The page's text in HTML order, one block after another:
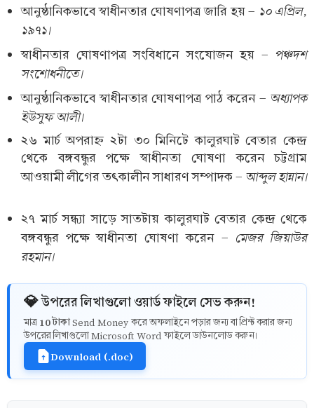
আনুষ্ঠানিকভাবে স্বাধীনতার ঘোষণাপত্র জারি হয় - ১০ এপ্রিল,
১৯৭১।
স্বাধীনতার ঘোষণাপত্র সংবিধানে সংযোজন হয় - পঞ্চদশ
সংশোধনীতে।
আনুষ্ঠানিকভাবে স্বাধীনতার ঘোষণাপত্র পাঠ করেন - অধ্যাপক
ইউসুফ আলী।
২৬ মার্চ অপরাহ্ন ২টা ৩০ মিনিটে কালুরঘাট বেতার কেন্দ্র
থেকে বঙ্গবন্ধুর পক্ষে স্বাধীনতা ঘোষণা করেন চট্টগ্রাম
আওয়ামী লীগের তৎকালীন সাধারণ সম্পাদক - আব্দুল হান্নান।
২৭ মার্চ সন্ধ্যা সাড়ে সাতটায় কালুরঘাট বেতার কেন্দ্র থেকে
বঙ্গবন্ধুর পক্ষে স্বাধীনতা ঘোষণা করেন - মেজর জিয়াউর
রহমান।
💎 উপরের লিখাগুলো ওয়ার্ড ফাইলে সেভ করুন!
মাত্র 10 টাকাSend Money করে অফলাইনে পড়ার জন্য বা প্রিন্ট করার জন্য
উপরের লিখাগুলো Microsoft Word ফাইলে ডাউনলোড করুন।
Download (.doc)